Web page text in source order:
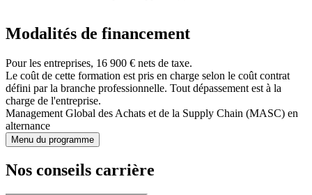
Modalités de financement
Pour les entreprises, 16 900 € nets de taxe.
Le coût de cette formation est pris en charge selon le coût contrat
défini par la branche professionnelle. Tout dépassement est à la
charge de l'entreprise.
Management Global des Achats et de la Supply Chain (MASC) en
alternance
Menu du programme
Nos conseils carrière